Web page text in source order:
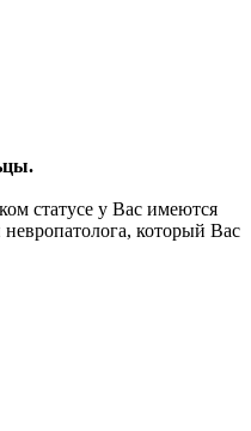
статусе у Вас имеются
который Вас